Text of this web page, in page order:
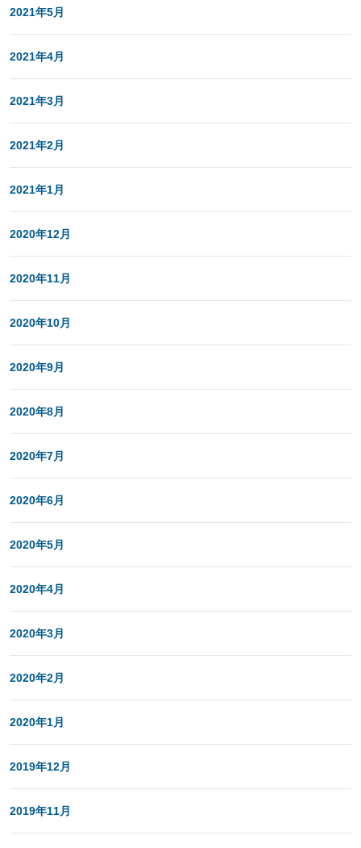
2021年5月
2021年4月
2021年3月
2021年2月
2021年1月
2020年12月
2020年11月
2020年10月
2020年9月
2020年8月
2020年7月
2020年6月
2020年5月
2020年4月
2020年3月
2020年2月
2020年1月
2019年12月
2019年11月